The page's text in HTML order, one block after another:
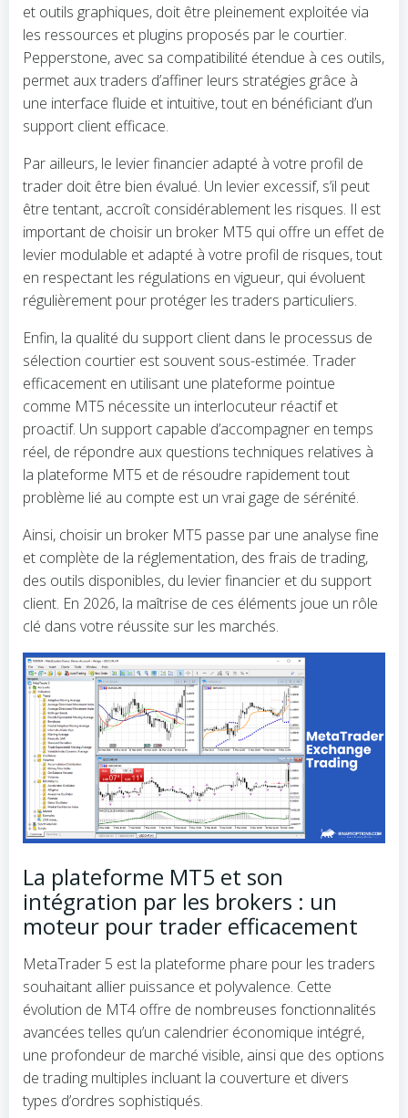
et outils graphiques, doit être pleinement exploitée via
les ressources et plugins proposés par le courtier.
Pepperstone, avec sa compatibilité étendue à ces outils,
permet aux traders d’affiner leurs stratégies grâce à
une interface fluide et intuitive, tout en bénéficiant d’un
support client efficace.
Par ailleurs, le levier financier adapté à votre profil de
trader doit être bien évalué. Un levier excessif, s’il peut
être tentant, accroît considérablement les risques. Il est
important de choisir un broker MT5 qui offre un effet de
levier modulable et adapté à votre profil de risques, tout
en respectant les régulations en vigueur, qui évoluent
régulièrement pour protéger les traders particuliers.
Enfin, la qualité du support client dans le processus de
sélection courtier est souvent sous-estimée. Trader
efficacement en utilisant une plateforme pointue
comme MT5 nécessite un interlocuteur réactif et
proactif. Un support capable d’accompagner en temps
réel, de répondre aux questions techniques relatives à
la plateforme MT5 et de résoudre rapidement tout
problème lié au compte est un vrai gage de sérénité.
Ainsi, choisir un broker MT5 passe par une analyse fine
et complète de la réglementation, des frais de trading,
des outils disponibles, du levier financier et du support
client. En 2026, la maîtrise de ces éléments joue un rôle
clé dans votre réussite sur les marchés.
La plateforme MT5 et son
intégration par les brokers : un
moteur pour trader efficacement
MetaTrader 5 est la plateforme phare pour les traders
souhaitant allier puissance et polyvalence. Cette
évolution de MT4 offre de nombreuses fonctionnalités
avancées telles qu’un calendrier économique intégré,
une profondeur de marché visible, ainsi que des options
de trading multiples incluant la couverture et divers
types d’ordres sophistiqués.